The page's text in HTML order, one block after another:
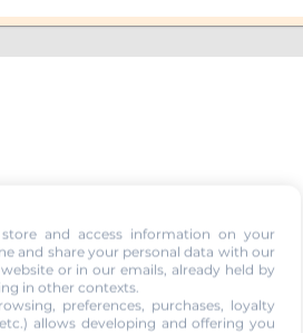
and access information on your
and share your personal data with our
or in our emails, already held by
in other contexts.
preferences, purchases, loyalty
allows developing and offering you